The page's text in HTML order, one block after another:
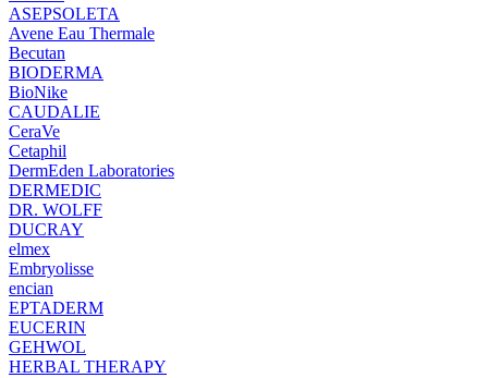
ASEPSOLETA
Avene Eau Thermale
Becutan
BIODERMA
BioNike
CAUDALIE
CeraVe
Cetaphil
DermEden Laboratories
DERMEDIC
DR. WOLFF
DUCRAY
elmex
Embryolisse
encian
EPTADERM
EUCERIN
GEHWOL
HERBAL THERAPY